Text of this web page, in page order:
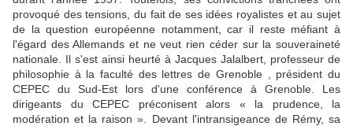
provoqué des tensions, du fait de ses idées royalistes et au sujet
de la question européenne notamment, car il reste méfiant à
l'égard des Allemands et ne veut rien céder sur la souveraineté
nationale. Il s'est ainsi heurté à Jacques Jalalbert, professeur de
philosophie à la faculté des lettres de Grenoble , président du
CEPEC du Sud-Est lors d'une conférence à Grenoble. Les
dirigeants du CEPEC préconisent alors « la prudence, la
modération et la raison ». Devant l'intransigeance de Rémy, sa